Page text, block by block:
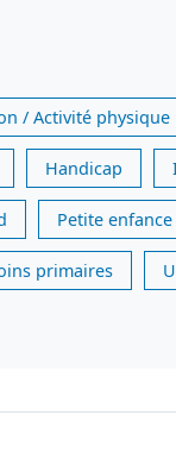
/ Activité physique
Handicap
Petite enfance
primaires